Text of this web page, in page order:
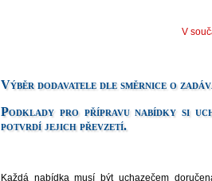
V
Výběr dodavatele dle směrnice o
Podklady pro přípravu nabídky si
potvrdí jejich převzetí.
Každá nabídka musí být uchazečem